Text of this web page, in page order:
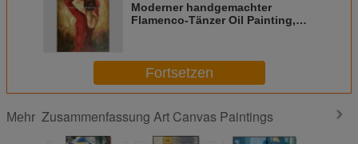
Moderner handgemachter
Flamenco-Tänzer Oil Painting,
Fortsetzen
Mehr Zusammenfassung Art Canvas Paintings